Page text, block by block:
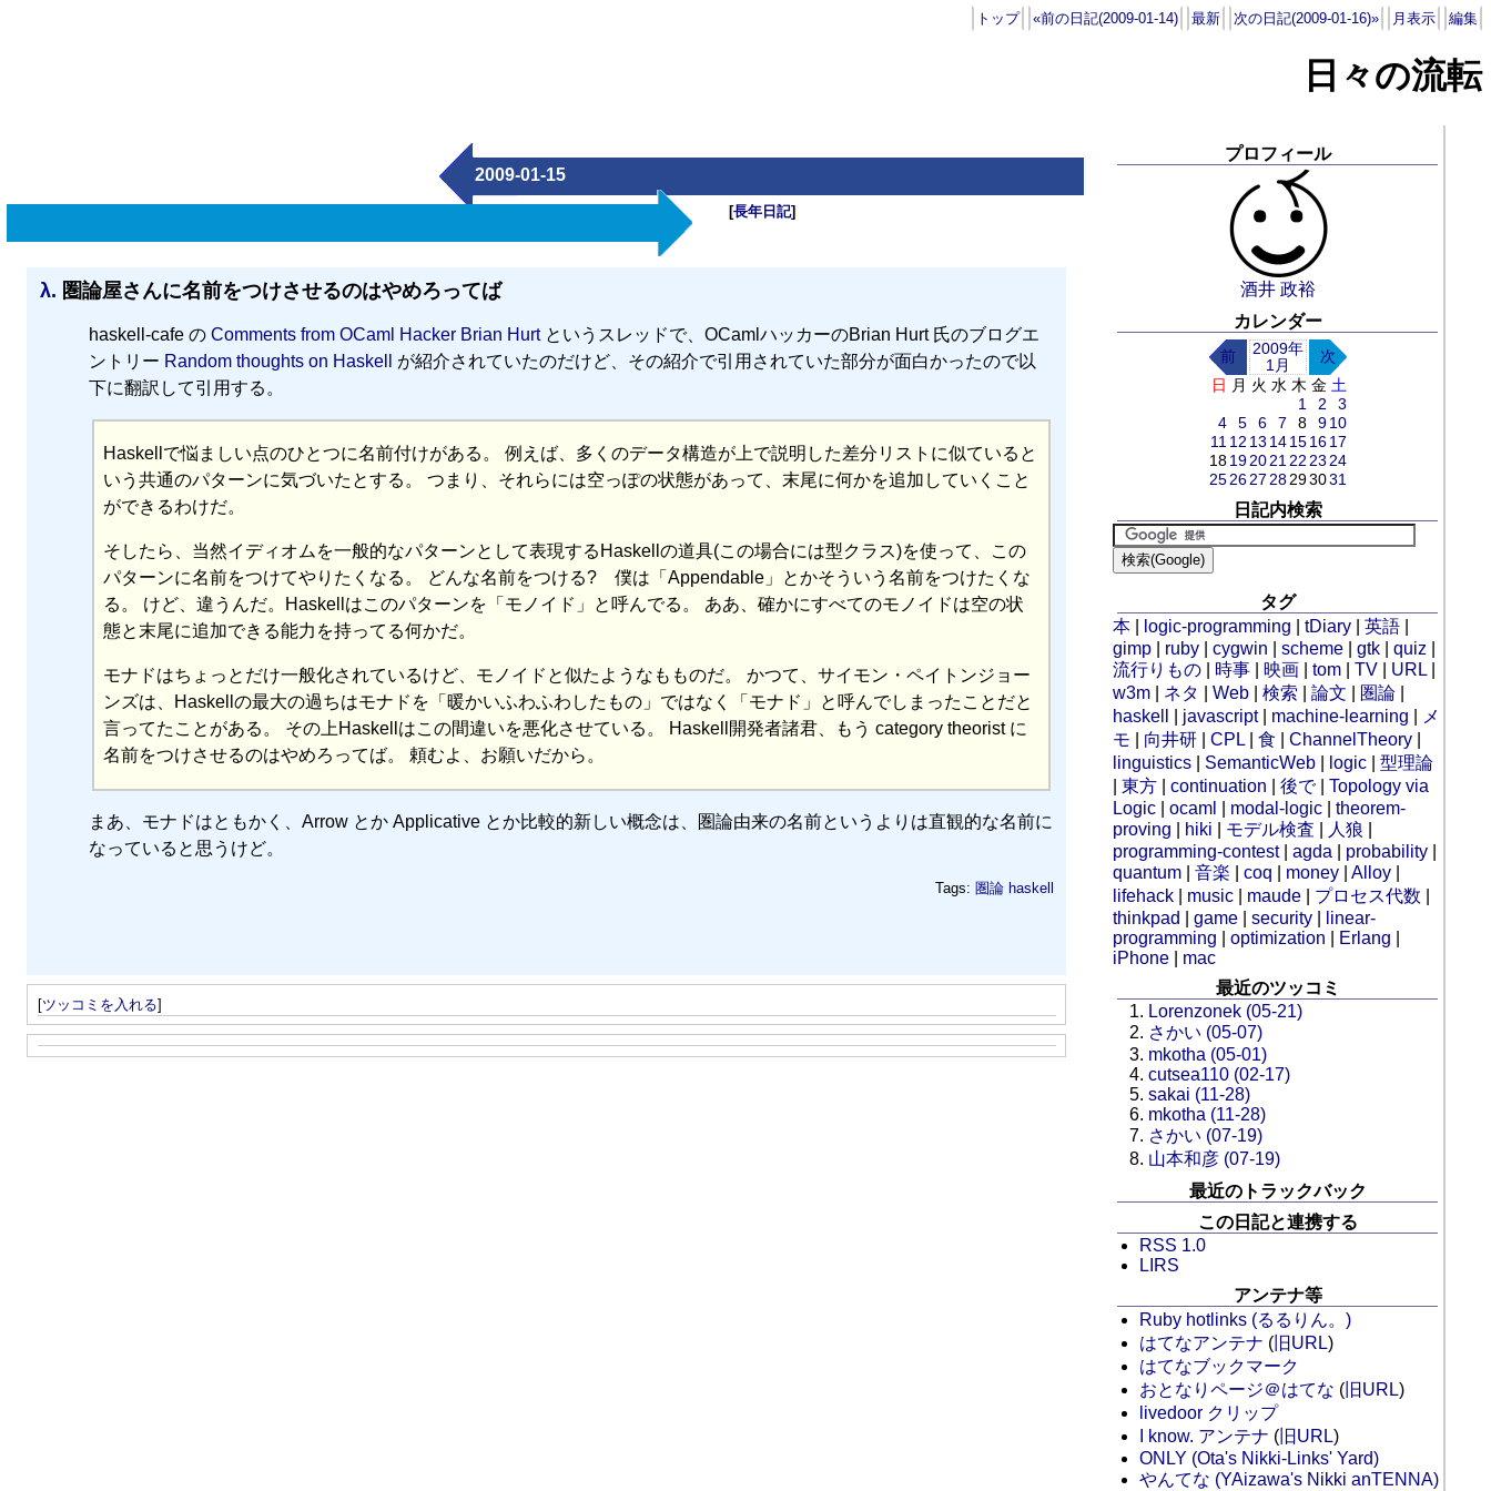
トップ «前の日記(2009-01-14) 最新 次の日記(2009-01-16)» 月表示 編集
日々の流転
2009-01-15
[長年日記]
λ. 圏論屋さんに名前をつけさせるのはやめろってば
haskell-cafe の Comments from OCaml Hacker Brian Hurtというスレッドで、OCamlハッカーのBrian Hurt 氏のブログエ
ントリー Random thoughts on Haskell
が紹介されていたのだけど、その紹介で引用されていた部分が面白かったので以
下に翻訳して引用する。
Haskellで悩ましい点のひとつに名前付けがある。 例えば、多くのデータ構造が上で説明した差分リストに似ていると
いう共通のパターンに気づいたとする。 つまり、それらには空っぽの状態があって、末尾に何かを追加していくこと
ができるわけだ。
そしたら、当然イディオムを一般的なパターンとして表現するHaskellの道具(この場合には型クラス)を使って、この
パターンに名前をつけてやりたくなる。 どんな名前をつける? 僕は「Appendable」とかそういう名前をつけたくな
る。 けど、違うんだ。Haskellはこのパターンを「モノイド」と呼んでる。 ああ、確かにすべてのモノイドは空の状
態と末尾に追加できる能力を持ってる何かだ。
モナドはちょっとだけ一般化されているけど、モノイドと似たようなもものだ。 かつて、サイモン・ペイトンジョー
ンズは、Haskellの最大の過ちはモナドを「暖かいふわふわしたもの」ではなく「モナド」と呼んでしまったことだと
言ってたことがある。 その上Haskellはこの間違いを悪化させている。 Haskell開発者諸君、もう category theorist に
名前をつけさせるのはやめろってば。 頼むよ、お願いだから。
まあ、モナドはともかく、Arrow とか Applicative とか比較的新しい概念は、圏論由来の名前というよりは直観的な名前に
なっていると思うけど。
Tags: 圏論 haskell
[ツッコミを入れる]
プロフィール
酒井 政裕
カレンダー
前
2009年
1月
次
日 月 火 水 木 金 土
1
2
3
4
5 6 7 8 9 10
11 12 13 14 15 16 17
18 19 20 21 22 23 24
25 26 27 28 293031
日記内検索
タグ
本
logic-programming |tDiary |英語
gimp
ruby |cygwin |scheme |gtk |quiz
流行りもの
時事 映画 |tom |TV URL
w3m
ネタ |Web |検索 |論文 圏論
haskell
javascript| machine-learning
メ
モ
向井研 |CPL |食 |ChannelTheory
linguistics
SemanticWeb logic |型理論
|東方 |continuation |後で|Topology via
Logic |ocaml modal-logic |theorem-
proving
hiki モデル検査 人狼
programming-contest|agda probability
quantum |音楽 |coq money |Alloy
lifehack
music maude プロセス代数
thinkpad
|game |security
linear-
programming |optimization Erlang
iPhone
mac
最近のツッコミ
Lorenzonek (05-21)
さかい (05-07)
mkotha (05-01)
cutsea110 (02-17)
sakai (11-28)
mkotha (11-28)
さかい (07-19)
山本和彦 (07-19)
最近のトラックバック
この日記と連携する
RSS 1.0
LIRS
アンテナ等
Ruby hotlinks (るるりん。)
はてなアンテナ ( 旧URL)
はてなブックマーク
おとなりページ＠はてな ( 旧URL)
livedoor クリップ
I know. アンテナ ( 旧URL)
ONLY (Ota's Nikki-Links' Yard)
やんてな (YAizawa's Nikki anTENNA)